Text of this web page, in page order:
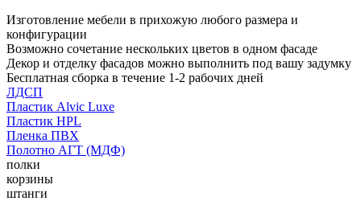
Изготовление мебели в прихожую любого размера и
конфигурации
Возможно сочетание нескольких цветов в одном фасаде
Декор и отделку фасадов можно выполнить под вашу задумку
Бесплатная сборка в течение 1-2 рабочих дней
ЛДСП
Пластик Alvic Luxe
Пластик HPL
Пленка ПВХ
Полотно АГТ (МДФ)
полки
корзины
штанги